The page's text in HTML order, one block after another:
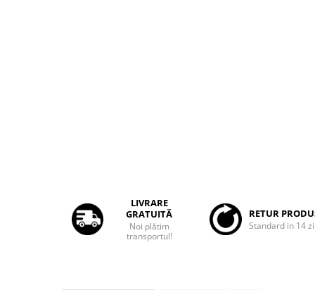
Rame adaptoare Honda
Rame Adaptoare Porsche
LIVRARE
GRATUITĂ
Noi plătim
transportul!
RETUR
Standard in 14